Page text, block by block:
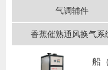
气调辅件
香蕉催熟通风换气系
船